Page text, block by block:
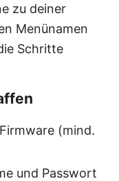
zu deiner
Menünamen
Schritte
(mind.
und Passwort